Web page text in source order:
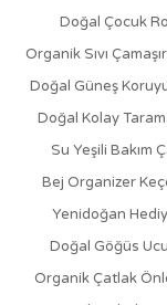
Doğal Çocuk
Organik Sıvı
Doğal Güneş
Doğal Kolay
Su Yeşili Bakım
Bej Organizer
Yenidoğan
Doğal Göğüs
Organik Çatlak